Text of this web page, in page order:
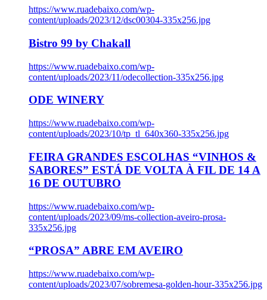
https://www.ruadebaixo.com/wp-
content/uploads/2023/12/dsc00304-335x256.jpg
Bistro 99 by Chakall
https://www.ruadebaixo.com/wp-
content/uploads/2023/11/odecollection-335x256.jpg
ODE WINERY
https://www.ruadebaixo.com/wp-
content/uploads/2023/10/tp_tl_640x360-335x256.jpg
FEIRA GRANDES ESCOLHAS “VINHOS &
SABORES” ESTÁ DE VOLTA À FIL DE 14 A
16 DE OUTUBRO
https://www.ruadebaixo.com/wp-
content/uploads/2023/09/ms-collection-aveiro-prosa-
335x256.jpg
“PROSA” ABRE EM AVEIRO
https://www.ruadebaixo.com/wp-
content/uploads/2023/07/sobremesa-golden-hour-335x256.jpg